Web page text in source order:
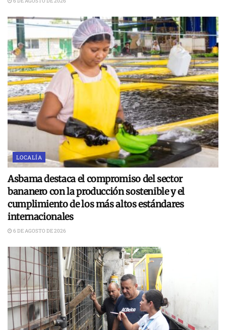
LOCALÍA
Asbama destaca el compromiso del sector
bananero con la producción sostenible y el
cumplimiento de los más altos estándares
internacionales
6 DE AGOSTO DE 2026